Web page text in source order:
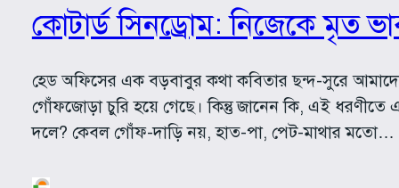
কোটার্ড সিনড্রোম: নিজেকে মৃত
হেড অফিসের এক বড়বাবুর কথা কবিতার ছন্দ-সুরে
গোঁফজোড়া চুরি হয়ে গেছে। কিন্তু জানেন কি, এই ধরণীতে
দলে? কেবল গোঁফ-দাড়ি নয়, হাত-পা, পেট-মাথার মতো…